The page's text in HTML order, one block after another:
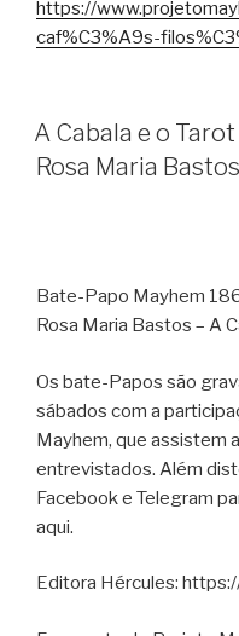
https://
caf%C3%A9s-
A Cabala e o
Rosa Maria Bastos
Bate-Papo Mayhem
Rosa Maria Bastos – A
Os bate-Papos são
sábados com a
Mayhem, que assistem
entrevistados. Além
Facebook e Telegram
aqui.
Editora Hércules: